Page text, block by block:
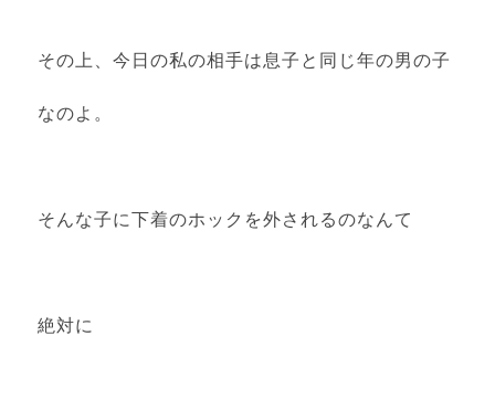
その上、今日の私の相手は息子と同じ年の男の子
なのよ。
そんな子に下着のホックを外されるのなんて
絶対に